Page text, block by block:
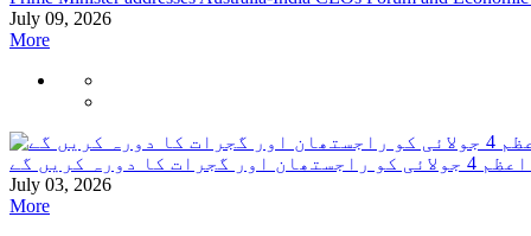
July 09, 2026
More
اور گجرات کا دورہ کریں گے
July 03, 2026
More